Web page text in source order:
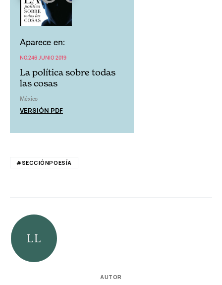
Aparece en:
NO.246 JUNIO 2019
La política sobre todas
las cosas
México
VERSIÓN PDF
#SECCIÓNPOESÍA
AUTOR